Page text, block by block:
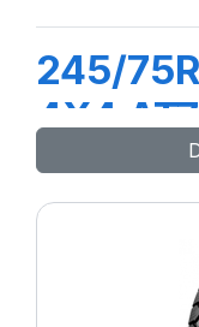
245/
4X4